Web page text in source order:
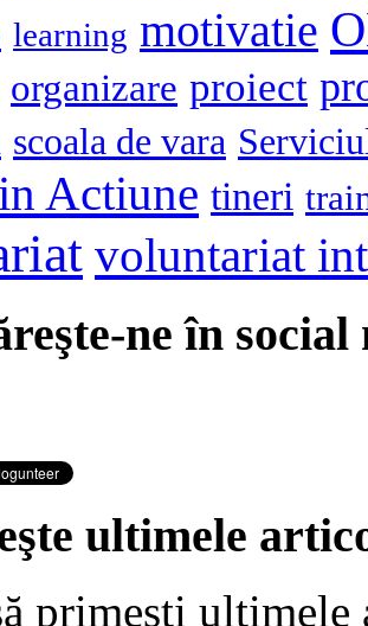
learning motivatie
organizare proiect
scoala de vara
Actiune tineri
voluntariat
ne în social
ultimele
primeşti